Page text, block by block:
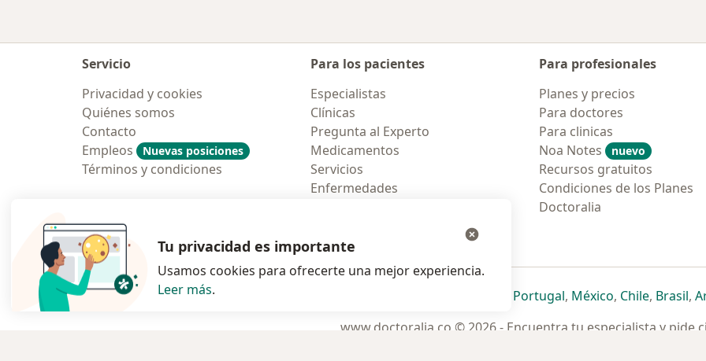
Servicio
Privacidad y cookies
Quiénes somos
Contacto
Empleos
Nuevas posiciones
Términos y condiciones
Para los pacientes
Especialistas
Clínicas
Pregunta al Experto
Medicamentos
Servicios
Enfermedades
Para profesionales
Planes y precios
Para doctores
Para clinicas
Noa Notes
nuevo
Recursos gratuitos
Condiciones de los Planes
Doctoralia
Polska se abre en una nueva pestaña
se abre en una nueva pestaña
se abre en una nueva pestaña
se abre en una nueva pestaña
Portugalse abre en una nueva
, Méxicose abre en una
, Chilese abre
, Brasilse
,
www.doctoralia.co © 2026 - Encuentra tu especialista y pide
Tu privacidad es importante
Usamos cookies para ofrecerte una mejor experiencia.
Leer más.